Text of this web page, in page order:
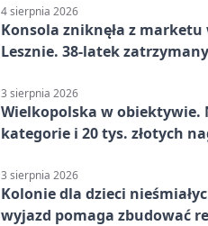
4 sierpnia 2026
Konsola zniknęła z marketu
Lesznie. 38-latek
3 sierpnia 2026
Wielkopolska w obiektywie.
kategorie i 20 tys. złotych
3 sierpnia 2026
Kolonie dla dzieci
wyjazd pomaga zbudować